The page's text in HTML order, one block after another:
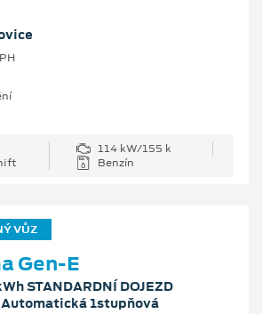
114 kW/155 k
Benzín
VŮZ
Gen-E
STANDARDNÍ DOJEZD
Automatická 1stupňová